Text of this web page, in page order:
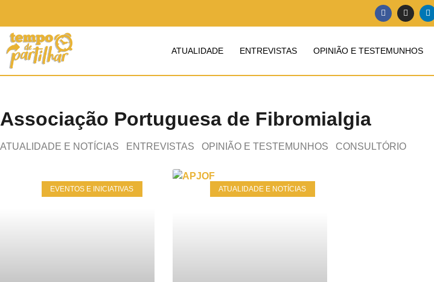
ATUALIDADE ENTREVISTAS OPINIÃO E TESTEMUNHOS
Associação Portuguesa de Fibromialgia
ATUALIDADE E NOTÍCIAS ENTREVISTAS OPINIÃO E TESTEMUNHOS CONSULTÓRIO
EVENTOS E INICIATIVAS ATUALIDADE E NOTÍCIAS